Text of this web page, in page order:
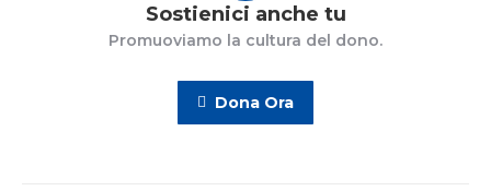
Sostienici anche tu
Promuoviamo la cultura del dono.
Dona Ora